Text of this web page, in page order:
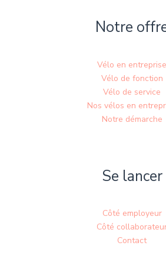
Notre
Vélo en entreprise
Vélo de fonction
Vélo de service
Nos vélos en
Notre démarche
Se lancer
Côté employeur
Côté
Contact